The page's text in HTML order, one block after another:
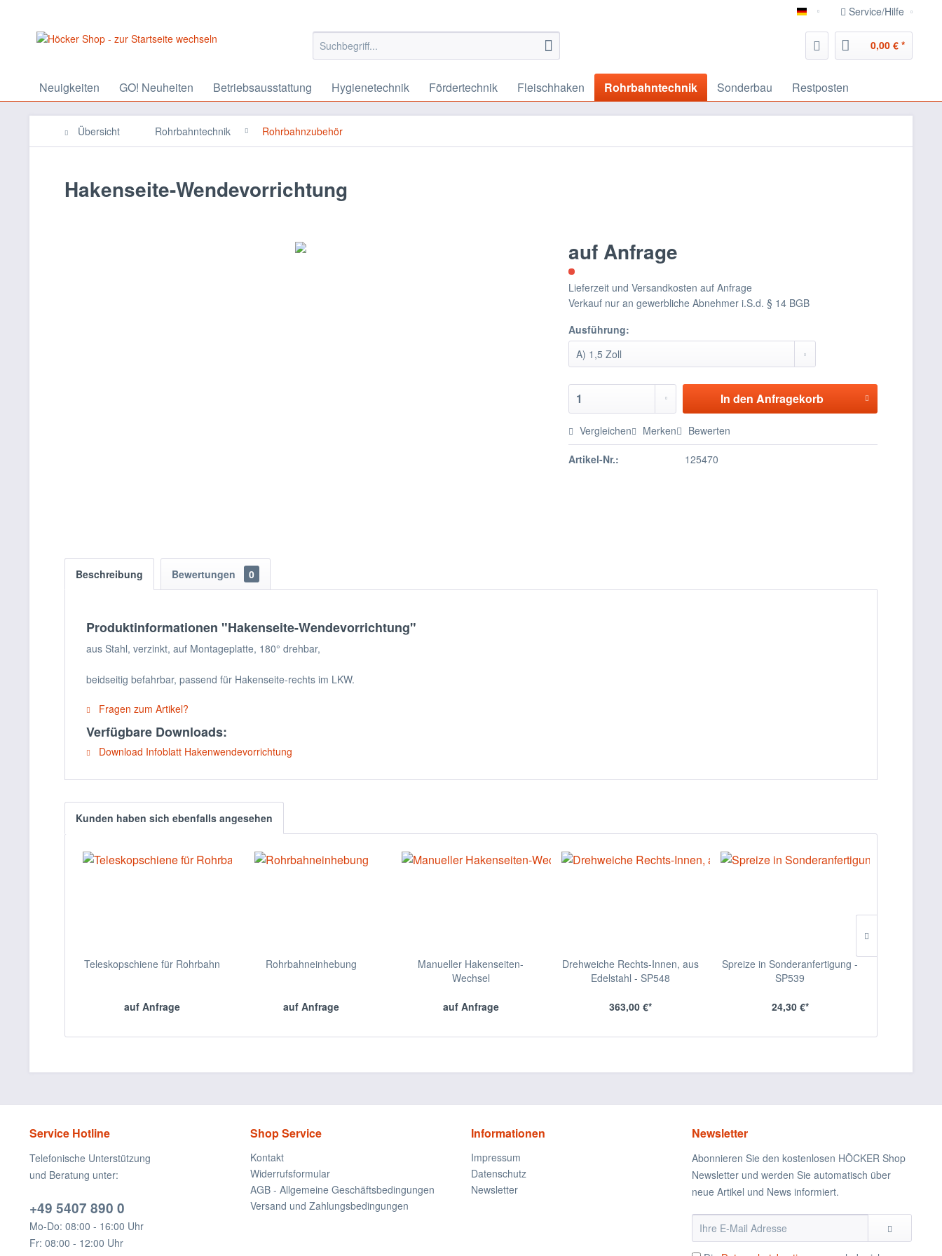
deutsch Service/Hilfe
0,00 € *
Neuigkeiten GO! Neuheiten Betriebsausstattung Hygienetechnik Fördertechnik Fleischhaken Rohrbahntechnik Sonderbau Restposten
Übersicht Rohrbahntechnik Rohrbahnzubehör
Hakenseite-Wendevorrichtung
auf Anfrage
Lieferzeit und Versandkosten auf Anfrage
Verkauf nur an gewerbliche Abnehmer i.S.d. § 14 BGB
Ausführung:
In den Anfragekorb
Vergleichen Merken Bewerten
Artikel-Nr.: 125470
Beschreibung Bewertungen 0
Produktinformationen "Hakenseite-Wendevorrichtung"
aus Stahl, verzinkt, auf Montageplatte, 180° drehbar,
beidseitig befahrbar, passend für Hakenseite-rechts im LKW.
Fragen zum Artikel?
Verfügbare Downloads:
Download Infoblatt Hakenwendevorrichtung
Kunden haben sich ebenfalls angesehen
Teleskopschiene für Rohrbahn
auf Anfrage
Rohrbahneinhebung
auf Anfrage
Manueller Hakenseiten-
Wechsel
auf Anfrage
Drehweiche Rechts-Innen, aus
Edelstahl - SP548
363,00 €*
Spreize in Sonderanfertigung -
SP539
24,30 €*
Service Hotline
Telefonische Unterstützung
und Beratung unter:
+49 5407 890 0
Mo-Do: 08:00 - 16:00 Uhr
Fr: 08:00 - 12:00 Uhr
Shop Service
Kontakt
Widerrufsformular
AGB - Allgemeine Geschäftsbedingungen
Versand und Zahlungsbedingungen
Informationen
Impressum
Datenschutz
Newsletter
Newsletter
Abonnieren Sie den kostenlosen HÖCKER Shop
Newsletter und werden Sie automatisch über
neue Artikel und News informiert.